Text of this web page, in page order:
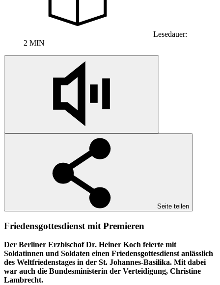
Lesedauer:
2 MIN
Seite teilen
Friedensgottesdienst mit Premieren
Der Berliner Erzbischof Dr. Heiner Koch feierte mit
Soldatinnen und Soldaten einen Friedensgottesdienst anlässlich
des Weltfriedenstages in der St. Johannes-Basilika. Mit dabei
war auch die Bundesministerin der Verteidigung, Christine
Lambrecht.